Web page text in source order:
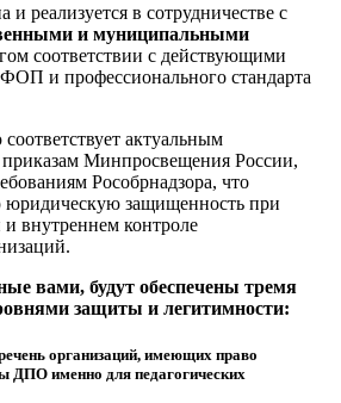
и реализуется в сотрудничестве с
и муниципальными
соответствии с действующими
и профессионального стандарта
актуальным
Минпросвещения России,
Рособрнадзора, что
юридическую защищенность при
и внутреннем контроле
вами, будут обеспечены тремя
защиты и легитимности:
организаций, имеющих право
ДПО именно для педагогических